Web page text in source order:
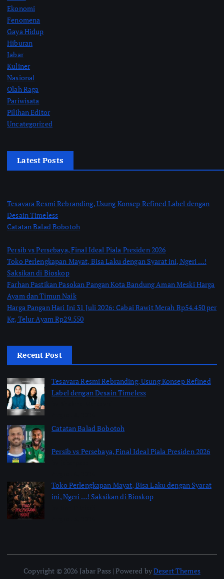
Ekonomi
Fenomena
Gaya Hidup
Hiburan
Jabar
Kuliner
Nasional
Olah Raga
Pariwisata
Pilihan Editor
Uncategorized
Latest Posts
Tesavara Resmi Rebranding, Usung Konsep Refined Label dengan
Desain Timeless
Catatan Balad Bobotoh
Persib vs Persebaya, Final Ideal Piala Presiden 2026
Toko Perlengkapan Mayat, Bisa Laku dengan Syarat ini, Ngeri …!
Saksikan di Bioskop
Farhan Pastikan Pasokan Pangan Kota Bandung Aman Meski Harga
Ayam dan Timun Naik
Harga Pangan Hari Ini 31 Juli 2026: Cabai Rawit Merah Rp54.450 per
Kg, Telur Ayam Rp29.550
Recent Post
Tesavara Resmi Rebranding, Usung Konsep Refined
Label dengan Desain Timeless
Catatan Balad Bobotoh
Persib vs Persebaya, Final Ideal Piala Presiden 2026
Toko Perlengkapan Mayat, Bisa Laku dengan Syarat
ini, Ngeri …! Saksikan di Bioskop
Copyright © 2026 Jabar Pass | Powered byDesert Themes